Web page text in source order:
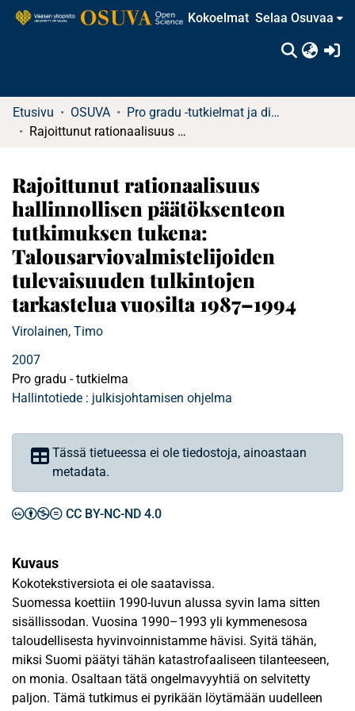
Kokoelmat Selaa Osuvaa
Etusivu OSUVA
Pro gradu -tutkielmat ja diplomityöt
Rajoittunut rationaalisuus hallinnollisen päätöksenteon tutkimuksen tukena: Talousarviovalmistelijoiden tulevaisuuden tulkintojen tarkastelua vuosilta 1987–1994
Rajoittunut rationaalisuus
hallinnollisen päätöksenteon
tutkimuksen tukena:
Talousarviovalmistelijoiden
tulevaisuuden tulkintojen
tarkastelua vuosilta 1987–1994
Virolainen, Timo
2007
Pro gradu - tutkielma
Hallintotiede : julkisjohtamisen ohjelma
Tässä tietueessa ei ole tiedostoja, ainoastaan
metadata.
CC BY-NC-ND 4.0
Kuvaus
Kokotekstiversiota ei ole saatavissa.
Suomessa koettiin 1990-luvun alussa syvin lama sitten
sisällissodan. Vuosina 1990–1993 yli kymmenesosa
taloudellisesta hyvinvoinnistamme hävisi. Syitä tähän,
miksi Suomi päätyi tähän katastrofaaliseen tilanteeseen,
on monia. Osaltaan tätä ongelmavyyhtiä on selvitetty
paljon. Tämä tutkimus ei pyrikään löytämään uudelleen